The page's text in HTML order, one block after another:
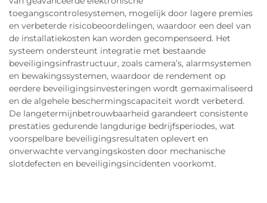
toegangscontrolesystemen, mogelijk door lagere premies
en verbeterde risicobeoordelingen, waardoor een deel van
de installatiekosten kan worden gecompenseerd. Het
systeem ondersteunt integratie met bestaande
beveiligingsinfrastructuur, zoals camera’s, alarmsystemen
en bewakingssystemen, waardoor de rendement op
eerdere beveiligingsinvesteringen wordt gemaximaliseerd
en de algehele beschermingscapaciteit wordt verbeterd.
De langetermijnbetrouwbaarheid garandeert consistente
prestaties gedurende langdurige bedrijfsperiodes, wat
voorspelbare beveiligingsresultaten oplevert en
onverwachte vervangingskosten door mechanische
slotdefecten en beveiligingsincidenten voorkomt.